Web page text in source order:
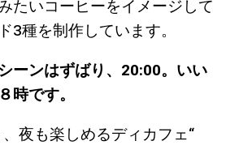
たいコーヒーをイメージして
3種を制作しています。
ーンはずばり、20:00。いい
時です。
夜も楽しめるディカフェ“